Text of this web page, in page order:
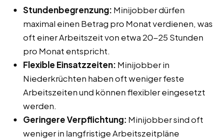
Stundenbegrenzung: Minijobber dürfen
maximal einen Betrag pro Monat verdienen, was
oft einer Arbeitszeit von etwa 20-25 Stunden
pro Monat entspricht.
Flexible Einsatzzeiten: Minijobber in
Niederkrüchten haben oft weniger feste
Arbeitszeiten und können flexibler eingesetzt
werden.
Geringere Verpflichtung: Minijobber sind oft
weniger in langfristige Arbeitszeitpläne